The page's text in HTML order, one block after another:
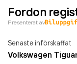
Fordon
Presenterat av
Senaste införskaffat
Volkswagen